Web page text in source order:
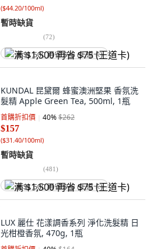
($44.20/100ml)
暫時缺貨
(72)
满 $1,500 再省 $75 (王道卡)
KUNDAL 昆黛爾 蜂蜜澳洲堅果 香氛洗
髮精 Apple Green Tea, 500ml, 1瓶
首購折扣價 40%$262
$157
($31.40/100ml)
暫時缺貨
(481)
满 $1,500 再省 $75 (王道卡)
LUX 麗仕 花漾調香系列 淨化洗髮精 日
光柑橙香氛, 470g, 1瓶